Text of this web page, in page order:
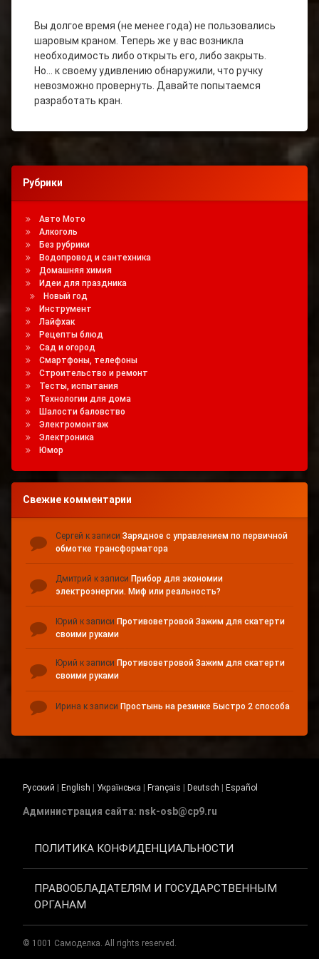
Вы долгое время (не менее года) не пользовались
шаровым краном. Теперь же у вас возникла
необходимость либо открыть его, либо закрыть.
Но… к своему удивлению обнаружили, что ручку
невозможно провернуть. Давайте попытаемся
разработать кран.
Рубрики
Авто Мото
Алкоголь
Без рубрики
Водопровод и сантехника
Домашняя химия
Идеи для праздника
Новый год
Инструмент
Лайфхак
Рецепты блюд
Сад и огород
Смартфоны, телефоны
Строительство и ремонт
Тесты, испытания
Технологии для дома
Шалости баловство
Электромонтаж
Электроника
Юмор
Свежие комментарии
Сергей к записи Зарядное с управлением по первичной
обмотке трансформатора
Дмитрий к записи Прибор для экономии
электроэнергии. Миф или реальность?
Юрий к записи Противоветровой Зажим для скатерти
своими руками
Юрий к записи Противоветровой Зажим для скатерти
своими руками
Ирина к записи Простынь на резинке Быстро 2 способа
Русский English Українська Français Deutsch Español
Администрация сайта: nsk-osb@cp9.ru
ПОЛИТИКА КОНФИДЕНЦИАЛЬНОСТИ
ПРАВООБЛАДАТЕЛЯМ И ГОСУДАРСТВЕННЫМ
ОРГАНАМ
© 1001 Самоделка. All rights reserved.